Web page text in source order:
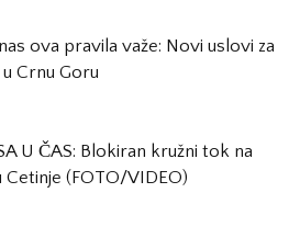
ova pravila važe: Novi uslovi za
u Crnu Goru
U ČAS: Blokiran kružni tok na
Cetinje (FOTO/VIDEO)